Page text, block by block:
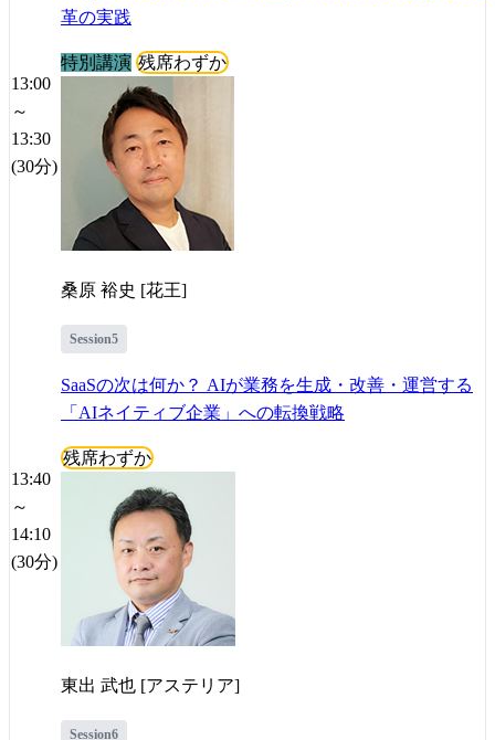
13:00
～
13:30
(30分)
革の実践
特別講演 残席わずか
桑原 裕史 [花王]
13:40
～
14:10
(30分)
Session5
SaaSの次は何か？ AIが業務を生成・改善・運営する
「AIネイティブ企業」への転換戦略
残席わずか
東出 武也 [アステリア]
Session6